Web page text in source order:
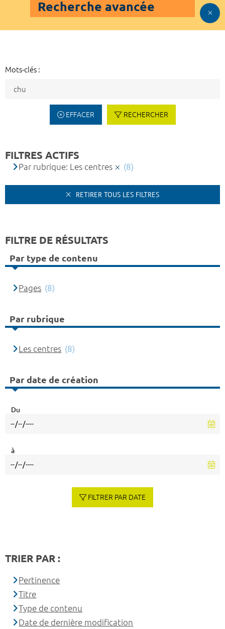
Recherche avancée
Mots-clés :
EFFACER RECHERCHER
FILTRES ACTIFS
Par rubrique: Les centres (8)
RETIRER TOUS LES FILTRES
FILTRE DE RÉSULTATS
Par type de contenu
Pages (8)
Par rubrique
Les centres (8)
Par date de création
Du
à
FILTRER PAR DATE
TRIER PAR :
Pertinence
Titre
Type de contenu
Date de dernière modification